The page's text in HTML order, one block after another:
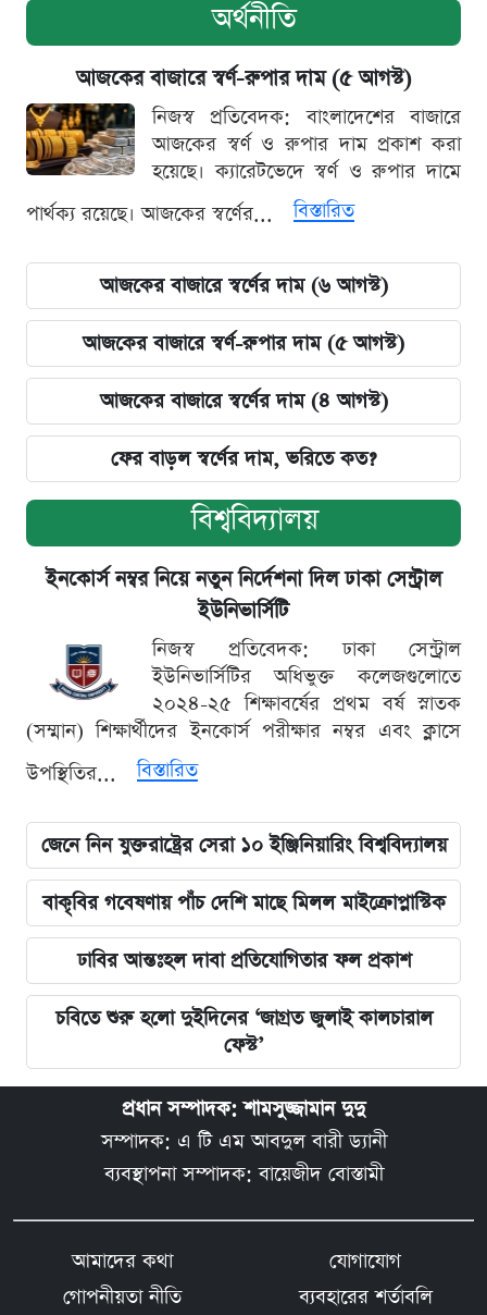
অর্থনীতি
আজকের বাজারে স্বর্ণ-রুপার দাম (৫ আগস্ট)
নিজস্ব প্রতিবেদক: বাংলাদেশের বাজারে
আজকের স্বর্ণ ও রুপার দাম প্রকাশ করা
হয়েছে। ক্যারেটভেদে স্বর্ণ ও রুপার দামে
পার্থক্য রয়েছে। আজকের স্বর্ণের...
বিস্তারিত
আজকের বাজারে স্বর্ণের দাম (৬ আগস্ট)
আজকের বাজারে স্বর্ণ-রুপার দাম (৫ আগস্ট)
আজকের বাজারে স্বর্ণের দাম (৪ আগস্ট)
ফের বাড়ল স্বর্ণের দাম, ভরিতে কত?
বিশ্ববিদ্যালয়
ইনকোর্স নম্বর নিয়ে নতুন নির্দেশনা দিল ঢাকা সেন্ট্রাল
ইউনিভার্সিটি
নিজস্ব প্রতিবেদক: ঢাকা সেন্ট্রাল
ইউনিভার্সিটির অধিভুক্ত কলেজগুলোতে
২০২৪-২৫ শিক্ষাবর্ষের প্রথম বর্ষ স্নাতক
(সম্মান) শিক্ষার্থীদের ইনকোর্স পরীক্ষার নম্বর এবং ক্লাসে
উপস্থিতির...
বিস্তারিত
জেনে নিন যুক্তরাষ্ট্রের সেরা ১০ ইঞ্জিনিয়ারিং বিশ্ববিদ্যালয়
বাকৃবির গবেষণায় পাঁচ দেশি মাছে মিলল মাইক্রোপ্লাস্টিক
ঢাবির আন্তঃহল দাবা প্রতিযোগিতার ফল প্রকাশ
চবিতে শুরু হলো দুইদিনের ‘জাগ্রত জুলাই কালচারাল
ফেস্ট’
প্রধান সম্পাদক: শামসুজ্জামান দুদু
সম্পাদক: এ টি এম আবদুল বারী ড্যানী
ব্যবস্থাপনা সম্পাদক: বায়েজীদ বোস্তামী
আমাদের কথা
যোগাযোগ
গোপনীয়তা নীতি
ব্যবহারের শর্তাবলি